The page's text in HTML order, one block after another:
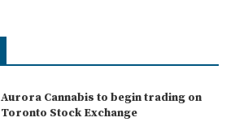
Aurora Cannabis to begin trading on
Toronto Stock Exchange